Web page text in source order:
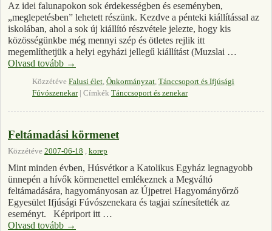
Az idei falunapokon sok érdekességben és eseményben,
„meglepetésben” lehetett részünk. Kezdve a pénteki kiállítással az
iskolában, ahol a sok új kiállító részvétele jelezte, hogy kis
közösségünkbe még mennyi szép és ötletes rejlik itt
megemlíthetjük a helyi egyházi jellegű kiállítást (Muzslai …
Olvasd tovább →
Közzétéve Falusi élet, Önkormányzat, Tánccsoport és Ifjúsági
Fúvószenekar
Címkék Tánccsoport és zenekar
Feltámadási körmenet
Közzétéve 2007-06-18 korep
Mint minden évben, Húsvétkor a Katolikus Egyház legnagyobb
ünnepén a hívők körmenettel emlékeznek a Megváltó
feltámadására, hagyományosan az Újpetrei Hagyományőrző
Egyesület Ifjúsági Fúvószenekara és tagjai színesítették az
eseményt. Képriport itt …
Olvasd tovább →